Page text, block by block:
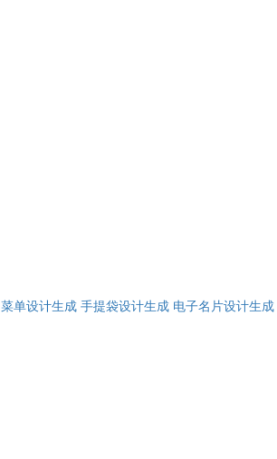
菜单设计生成 手提袋设计生成 电子名片设计生成